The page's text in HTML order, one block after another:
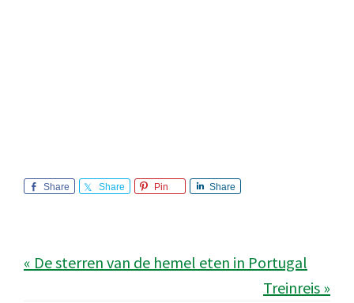
Share Share Pin Share
« De sterren van de hemel eten in Portugal
Treinreis »